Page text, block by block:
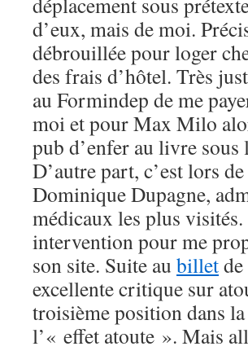
d’eux, mais de moi.
débrouillée pour loger
des frais d’hôtel. Très
au Formindep de me
moi et pour Max Milo
pub d’enfer au livre sous
D’autre part, c’est lors
Dominique Dupagne,
médicaux les plus
intervention pour me
son site. Suite au billet
excellente critique sur
troisième position dans
l’« effet atoute ». Mais